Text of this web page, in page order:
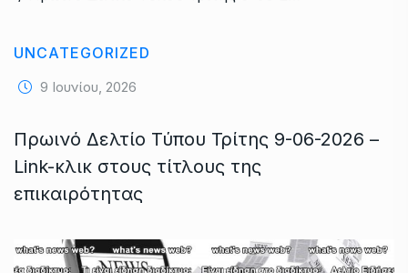
UNCATEGORIZED
9 Ιουνίου, 2026
Πρωινό Δελτίο Τύπου Τρίτης 9-06-2026 –
Link-κλικ στους τίτλους της
επικαιρότητας